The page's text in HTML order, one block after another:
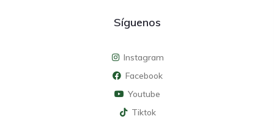
Síguenos
Instagram
Facebook
Youtube
Tiktok